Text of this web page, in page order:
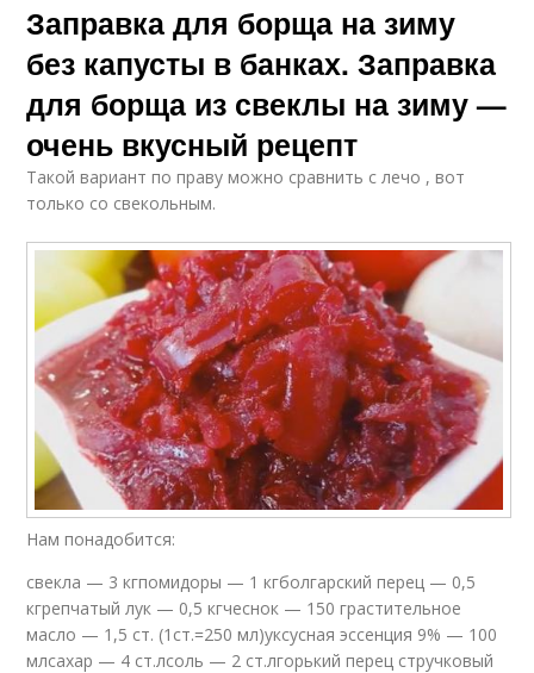
Заправка для борща на зиму
без капусты в банках. Заправка
для борща из свеклы на зиму —
очень вкусный рецепт
Такой вариант по праву можно сравнить с лечо , вот
только со свекольным.
Нам понадобится:
свекла — 3 кгпомидоры — 1 кгболгарский перец — 0,5
кгрепчатый лук — 0,5 кгчеснок — 150 грастительное
масло — 1,5 ст. (1ст.=250 мл)уксусная эссенция 9% — 100
млсахар — 4 ст.лсоль — 2 ст.лгорький перец стручковый